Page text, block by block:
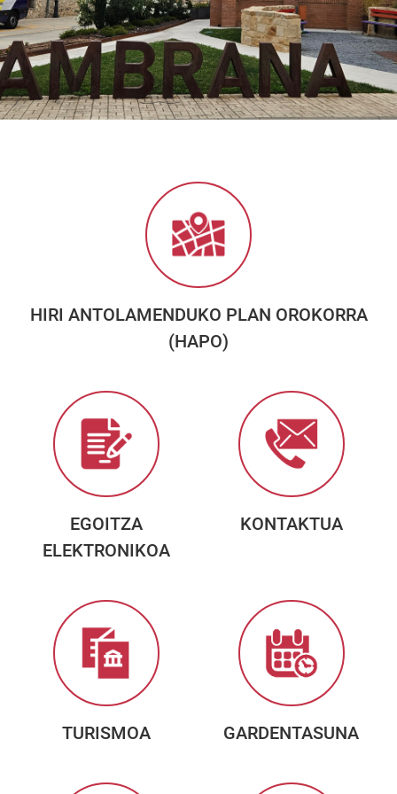
HIRI ANTOLAMENDUKO PLAN OROKORRA
(HAPO)
EGOITZA
ELEKTRONIKOA
KONTAKTUA
TURISMOA GARDENTASUNA